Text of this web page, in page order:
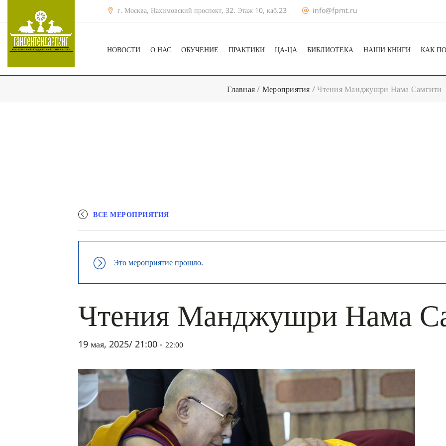
г. Москва, Нахимовский проспект, 32. Этаж 10, каб.23 info@fpmt.ru
НОВОСТИ О НАС ОБУЧЕНИЕ ПРАКТИКИ ЦА-ЦА БИБЛИОТЕКА НАШИ КНИГИ КАК
Главная/ Мероприятия /Чтения Манджушри Нама Самгити
ВСЕ МЕРОПРИЯТИЯ
Это мероприятие прошло.
Чтения Манджушри Нама
19 мая, 2025/ 21:00 - 22:00